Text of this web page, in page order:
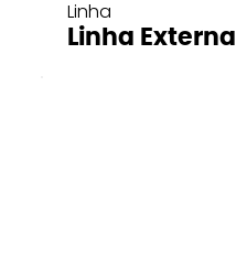
Linha
Linha Externa